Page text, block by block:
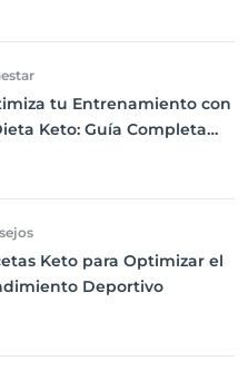
tu Entrenamiento con
Keto: Guía Completa
Keto para Optimizar el
Deportivo